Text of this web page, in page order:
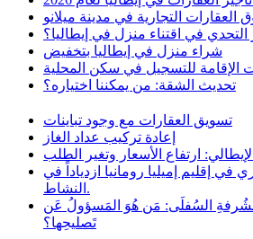
العقارات التجارية في مدينة ميلانو
التحدي في اقتناء منزل في إيطاليا؟
شراء منزل في إيطاليا بتخفيض
الإقامة للتسجيل في سكن المحلية
تحديث الشقة: من يمكننا اختياره؟
تسويق العقارات مع وجود تباينات
إعادة تركيب عداد الغاز
ارتفاع الأسعار وتغير الطلب
في إقليم إميليا رومانيا ازدياداً في
النشاط.
السُفلَى: مَن هُوَ المَسؤولُ عَن
تَصليحِها؟